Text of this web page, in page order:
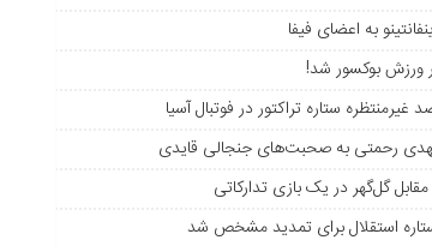
به اعضای فیفا
ورزش بوکسور شد!
ستاره تراکتور در فوتبال آسیا
رحمتی به صحبت‌های جنجالی قایدی
گل‌گهر در یک بازی تدارکاتی